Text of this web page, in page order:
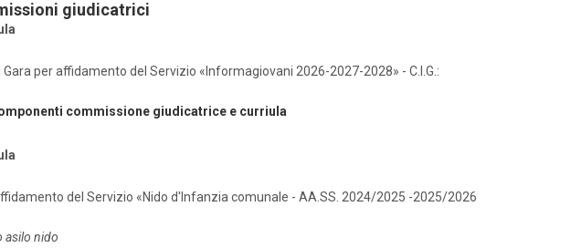
giudicatrici
per affidamento del Servizio «Informagiovani 2026-2027-2028» - C.I.G.:
commissione giudicatrice e curriula
del Servizio «Nido d'Infanzia comunale - AA.SS. 2024/2025 -2025/2026
asilo nido